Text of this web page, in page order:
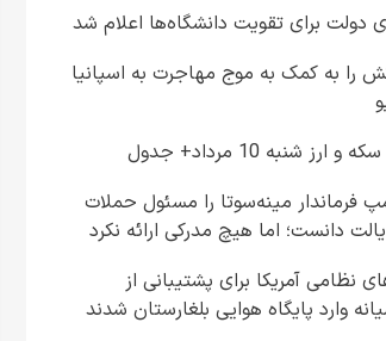
دولت برای تقویت دانشگاه‌ها اعلام شد
را به کمک به موج مهاجرت به اسپانیا
شنبه 10 مرداد+ جدول
فرماندار مینه‌سوتا را مسئول حملات
دانست؛ اما هیچ مدرکی ارائه نکرد
نظامی آمریکا برای پشتیبانی از
وارد پایگاه هوایی بلغارستان شدند